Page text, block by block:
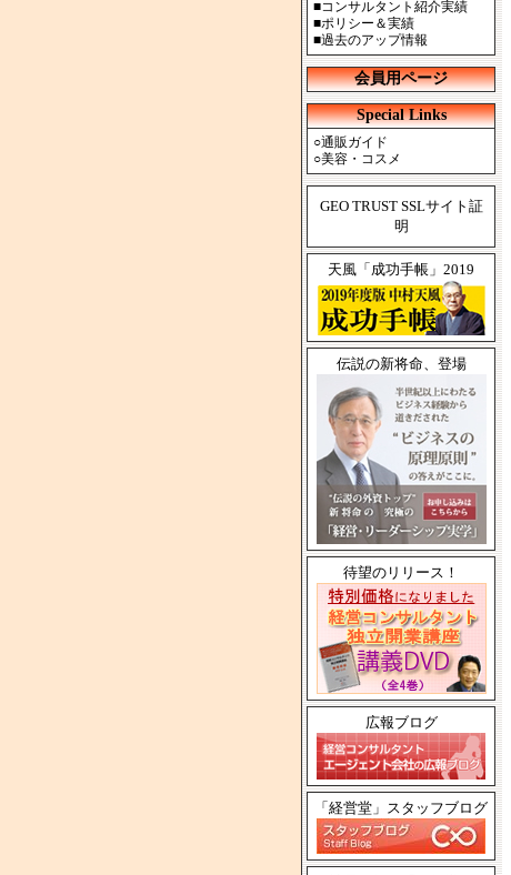
■コンサルタント紹介実績
■ポリシー＆実績
■過去のアップ情報
会員用ページ
Special Links
○通販ガイド
○美容・コスメ
GEO TRUST SSLサイト証
明
天風「成功手帳」2019
伝説の新将命、登場
待望のリリース！
広報ブログ
「経営堂」スタッフブログ